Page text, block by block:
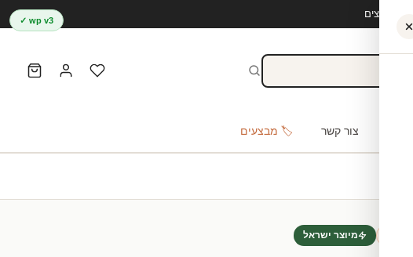
צור קשר 🏷️ מבצעים
wp v3 ✓
מיוצר ישראל